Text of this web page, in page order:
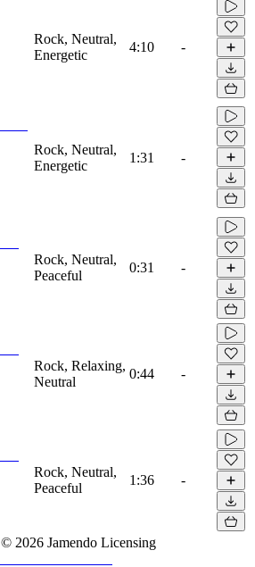
Rock, Neutral,
Energetic
4:10 -
Rock, Neutral,
Energetic
1:31 -
Rock, Neutral,
Peaceful
0:31 -
Rock, Relaxing,
Neutral
0:44 -
Rock, Neutral,
Peaceful
1:36 -
© 2026 Jamendo Licensing